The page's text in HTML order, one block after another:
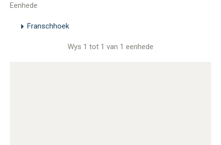
Eenhede
Franschhoek
Wys 1 tot 1 van 1 eenhede